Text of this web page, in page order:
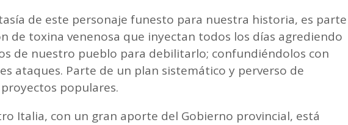
de este personaje funesto para nuestra historia, es parte
de toxina venenosa que inyectan todos los días agrediendo
de nuestro pueblo para debilitarlo; confundiéndolos con
ataques. Parte de un plan sistemático y perverso de
populares.
Italia, con un gran aporte del Gobierno provincial, está